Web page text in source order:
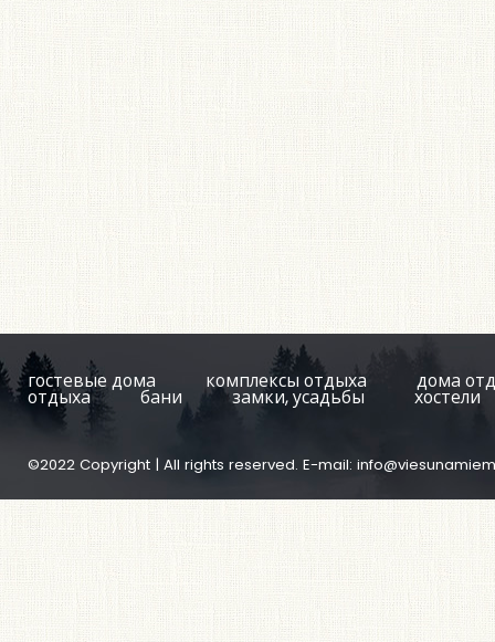
гостевые дома комплексы отдыха дома
отдыха бани замки, усадьбы хостели
©2022 Copyright | All rights reserved. E-mail: